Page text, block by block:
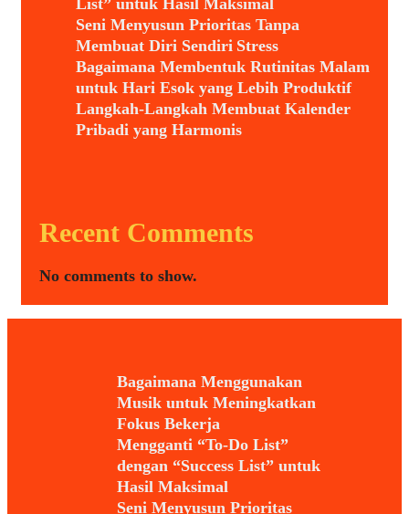
List” untuk Hasil Maksimal
Seni Menyusun Prioritas Tanpa
Membuat Diri Sendiri Stress
Bagaimana Membentuk Rutinitas Malam
untuk Hari Esok yang Lebih Produktif
Langkah-Langkah Membuat Kalender
Pribadi yang Harmonis
Recent Comments
No comments to show.
Bagaimana Menggunakan
Musik untuk Meningkatkan
Fokus Bekerja
Mengganti “To-Do List”
dengan “Success List” untuk
Hasil Maksimal
Seni Menyusun Prioritas